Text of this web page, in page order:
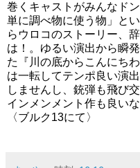
巻くキャストがみんなド
単に調べ物に使う物」と
らウロコのストーリー、
は！。ゆるい演出から瞬
た『川の底からこんにち
は一転してテンポ良い演
しませんし、銃弾も飛び
インメンメント作も良
〈ブルク13にて〉